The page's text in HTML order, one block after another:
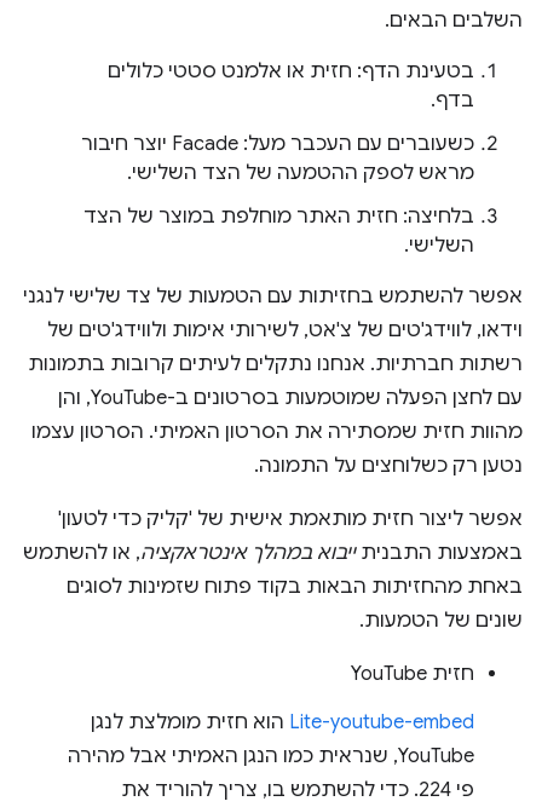
השלבים הבאים.
בטעינת הדף: חזית או אלמנט סטטי כלולים
בדף.
כשעוברים עם העכבר מעל: Facade יוצר חיבור
מראש לספק ההטמעה של הצד השלישי.
בלחיצה: חזית האתר מוחלפת במוצר של הצד
השלישי.
אפשר להשתמש בחזיתות עם הטמעות של צד שלישי לנגני
וידאו, לווידג'טים של צ'אט, לשירותי אימות ולווידג'טים של
רשתות חברתיות. אנחנו נתקלים לעיתים קרובות בתמונות
עם לחצן הפעלה שמוטמעות בסרטונים ב-YouTube, והן
מהוות חזית שמסתירה את הסרטון האמיתי. הסרטון עצמו
נטען רק כשלוחצים על התמונה.
אפשר ליצור חזית מותאמת אישית של 'קליק כדי לטעון'
באמצעות התבניתייבוא במהלך אינטראקציה, או להשתמש
באחת מהחזיתות הבאות בקוד פתוח שזמינות לסוגים
שונים של הטמעות.
חזית YouTube
Lite-youtube-embed הוא חזית מומלצת לנגן
YouTube, שנראית כמו הנגן האמיתי אבל מהירה
פי 224. כדי להשתמש בו, צריך להוריד את